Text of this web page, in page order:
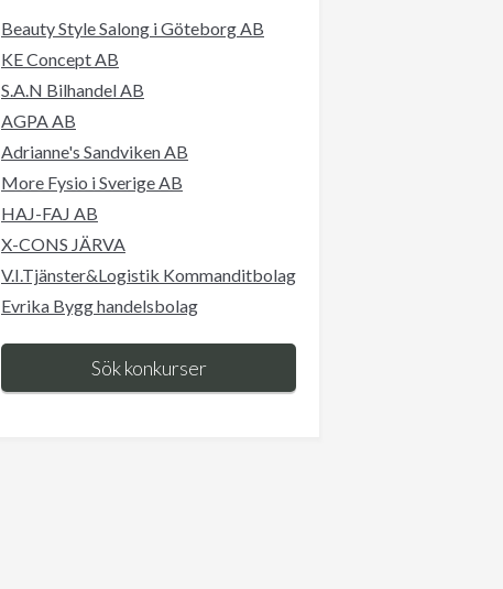
Beauty Style Salong i Göteborg AB
KE Concept AB
S.A.N Bilhandel AB
AGPA AB
Adrianne's Sandviken AB
More Fysio i Sverige AB
HAJ-FAJ AB
X-CONS JÄRVA
V.I.Tjänster&Logistik Kommanditbolag
Evrika Bygg handelsbolag
Sök konkurser